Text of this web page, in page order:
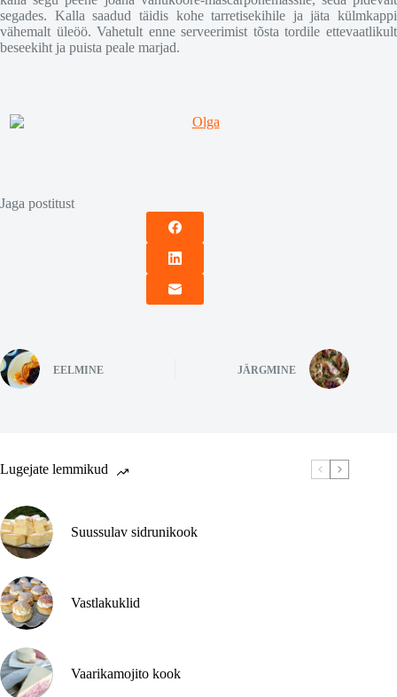
segades. Kalla saadud täidis kohe tarretisekihile ja jäta külmkappi
vähemalt üleöö. Vahetult enne serveerimist tõsta tordile ettevaatlikult
beseekiht ja puista peale marjad.
Jaga postitust
EELMINE JÄRGMINE
Lugejate lemmikud
Suussulav sidrunikook
Vastlakuklid
Vaarikamojito kook